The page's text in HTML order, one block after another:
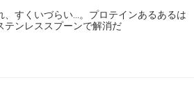
、すくいづらい…。プロテインあるあるは
テンレススプーンで解消だ